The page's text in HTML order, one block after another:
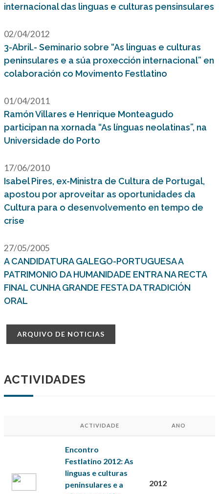
internacional das linguas e culturas pensinsulares
02/04/2012
3-Abril.- Seminario sobre “As linguas e culturas
peninsulares e a súa proxección internacional” en
colaboración co Movimento Festlatino
01/04/2011
Ramón Villares e Henrique Monteagudo
participan na xornada “As línguas neolatinas”, na
Universidade do Porto
17/06/2010
Isabel Pires, ex-Ministra de Cultura de Portugal,
apostou por aproveitar as oportunidades da
Cultura para o desenvolvemento en tempo de
crise
27/05/2005
A CANDIDATURA GALEGO-PORTUGUESA A
PATRIMONIO DA HUMANIDADE ENTRA NA RECTA
FINAL CUNHA GRANDE FESTA DA TRADICIÓN
ORAL
ARQUIVO DE NOTICIAS
ACTIVIDADES
ACTIVIDADE ANO
Encontro
Festlatino 2012: As
linguas e culturas
peninsulares e a
2012